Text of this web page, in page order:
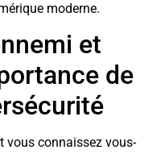
moderne.
et
de
vous connaissez vous-